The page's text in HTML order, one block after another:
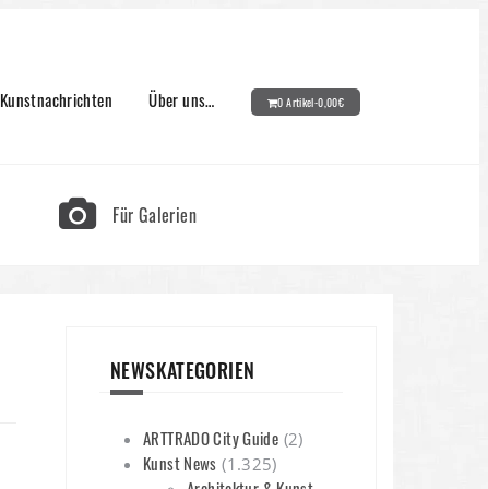
Kunstnachrichten Über uns… 0 Artikel-0,00€
Für Galerien
NEWSKATEGORIEN
ARTTRADO City Guide (2)
Kunst News (1.325)